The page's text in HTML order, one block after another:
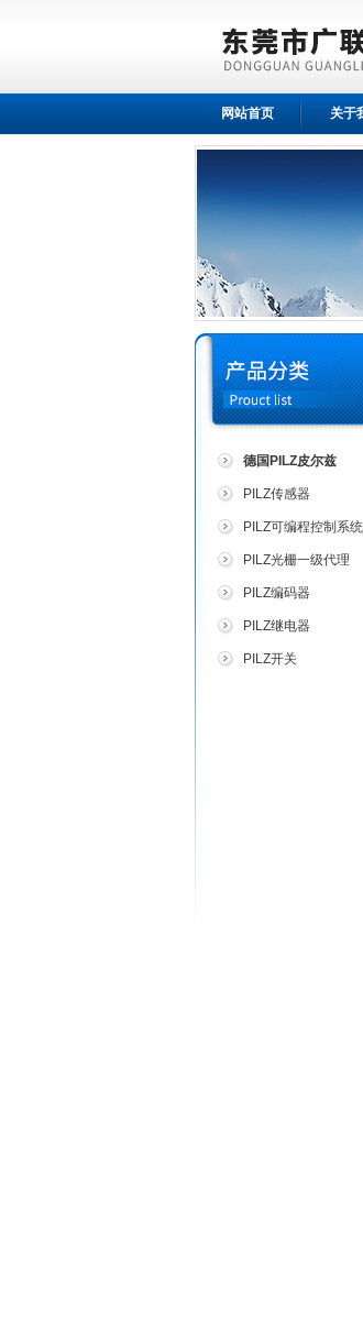
网站首页 关于
德国PILZ皮尔兹
PILZ传感器
PILZ可编程控制系统
PILZ光栅一级代理
PILZ编码器
PILZ继电器
PILZ开关